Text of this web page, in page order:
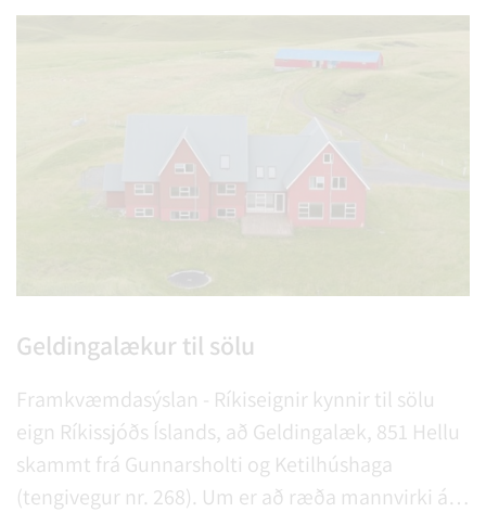
Geldingalækur til sölu
Framkvæmdasýslan - Ríkiseignir kynnir til sölu
eign Ríkissjóðs Íslands, að Geldingalæk, 851 Hellu
skammt frá Gunnarsholti og Ketilhúshaga
(tengivegur nr. 268). Um er að ræða mannvirki á